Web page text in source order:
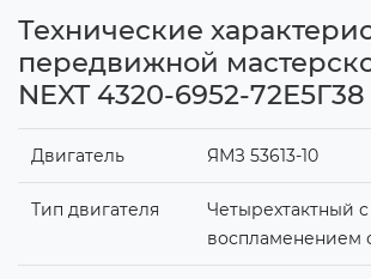
Технические
передвижной
NEXT 4320-6952-72Е5Г38
Двигатель ЯМЗ 53613-10
Тип двигателя
Четырехтактный с
воспламенением